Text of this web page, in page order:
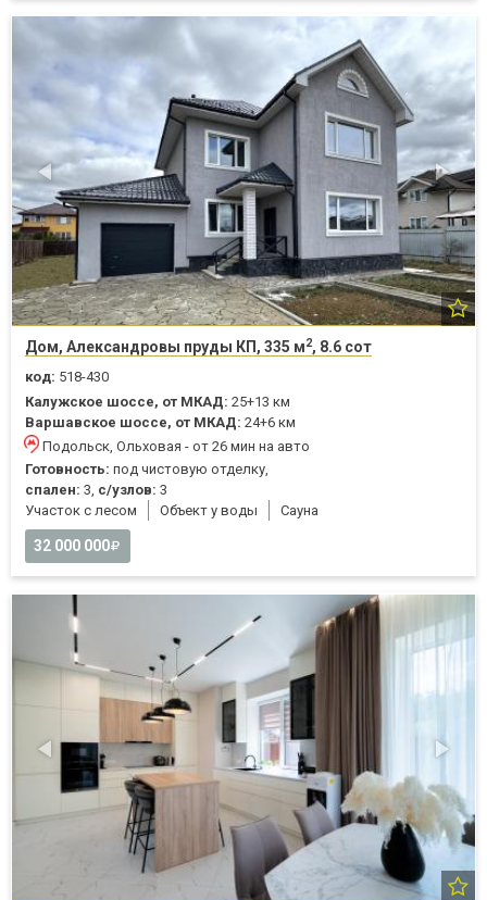
Дом, Александровы пруды КП, 335 м2, 8.6 сот
код: 518-430
Калужское шоссе, от МКАД: 25+13 км
Варшавское шоссе, от МКАД: 24+6 км
Подольск, Ольховая - от 26 мин на авто
Готовность: под чистовую отделку,
спален: 3, с/узлов: 3
Участок с лесом
Объект у воды Cауна
32 000 000